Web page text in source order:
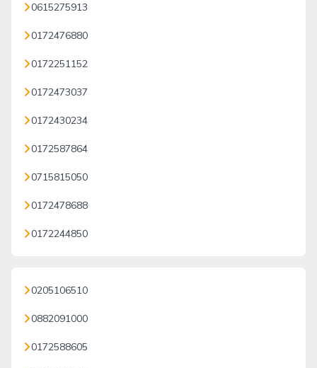
0615275913
0172476880
0172251152
0172473037
0172430234
0172587864
0715815050
0172478688
0172244850
0205106510
0882091000
0172588605